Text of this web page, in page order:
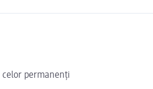
permanenți